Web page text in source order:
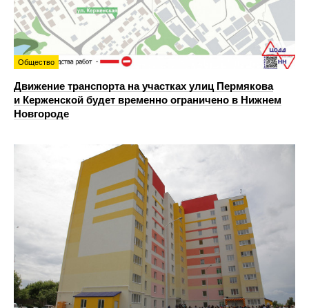
Общество
Движение транспорта на участках улиц Пермякова
и Керженской будет временно ограничено в Нижнем
Новгороде